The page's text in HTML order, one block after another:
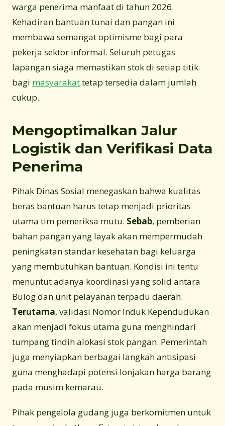
warga penerima manfaat di tahun 2026.
Kehadiran bantuan tunai dan pangan ini
membawa semangat optimisme bagi para
pekerja sektor informal. Seluruh petugas
lapangan siaga memastikan stok di setiap titik
bagi masyarakattetap tersedia dalam jumlah
cukup.
Mengoptimalkan Jalur
Logistik dan Verifikasi Data
Penerima
Pihak Dinas Sosial menegaskan bahwa kualitas
beras bantuan harus tetap menjadi prioritas
utama tim pemeriksa mutu. Sebab, pemberian
bahan pangan yang layak akan mempermudah
peningkatan standar kesehatan bagi keluarga
yang membutuhkan bantuan. Kondisi ini tentu
menuntut adanya koordinasi yang solid antara
Bulog dan unit pelayanan terpadu daerah.
Terutama, validasi Nomor Induk Kependudukan
akan menjadi fokus utama guna menghindari
tumpang tindih alokasi stok pangan. Pemerintah
juga menyiapkan berbagai langkah antisipasi
guna menghadapi potensi lonjakan harga barang
pada musim kemarau.
Pihak pengelola gudang juga berkomitmen untuk